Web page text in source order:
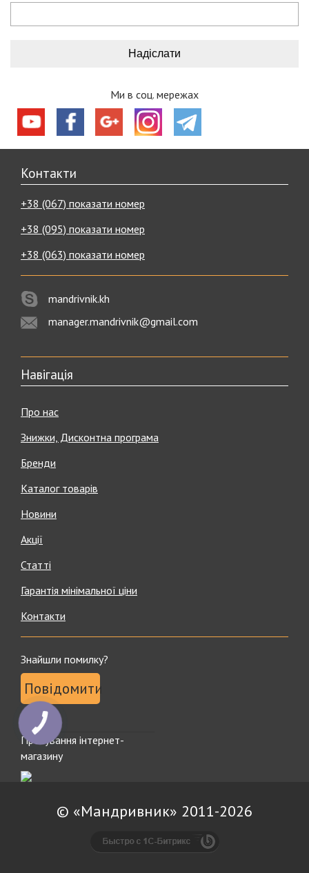
Ми в соц. мережах
Контакти
+38 (067) показати номер
+38 (095) показати номер
+38 (063) показати номер
mandrivnik.kh
manager.mandrivnik@gmail.com
Навігація
Про нас
Знижки, Дисконтна програма
Бренди
Каталог товарів
Новини
Акції
Статті
Гарантія мінімальної ціни
Контакти
Знайшли помилку?
Повідомити
Просування інтернет-
магазину
© «Мандривник» 2011-2026
КНОПКА
ЗВ'ЯЗКУ